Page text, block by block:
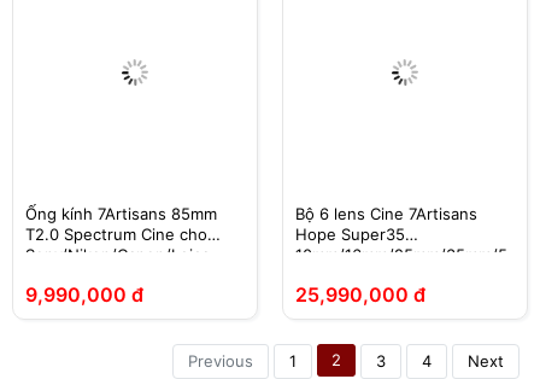
Ống kính 7Artisans 85mm
T2.0 Spectrum Cine cho
Sony/Nikon/Canon/Leica
9,990,000 đ
Bộ 6 lens Cine 7Artisans
Hope Super35
10mm/16mm/25mm/35mm/5
25,990,000 đ
Previous 1 2 3 4 Next